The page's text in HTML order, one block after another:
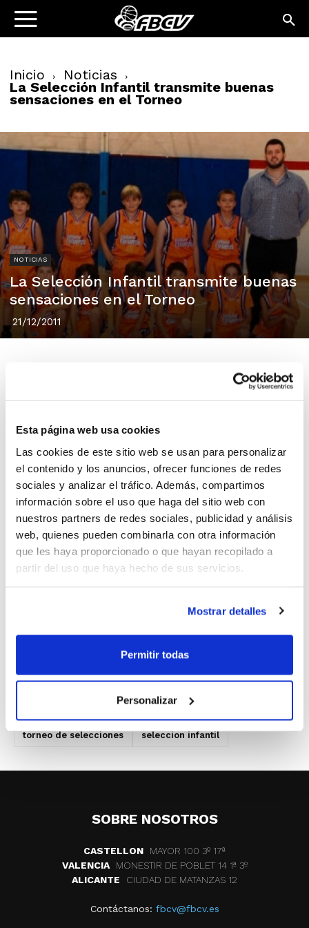
Esta página web usa cookies
Las cookies de este sitio web se usan para personalizar
el contenido y los anuncios, ofrecer funciones de redes
sociales y analizar el tráfico. Además, compartimos
información sobre el uso que haga del sitio web con
nuestros partners de redes sociales, publicidad y análisis
web, quienes pueden combinarla con otra información
que les haya proporcionado o que hayan recopilado a
partir del uso que haya hecho de sus servicios.
Mostrar detalles
Permitir todas
Personalizar
Inicio Noticias
La Selección Infantil transmite buenas
sensaciones en el Torneo
NOTICIAS
La Selección Infantil transmite buenas
sensaciones en el Torneo
21/12/2011
enfrentado este sábado a Cataluña y Aragón en el
siempre a pocas semanas del inicio del Campeonato de
España de Selecciones Autonómicas, que arrancará el
día 3 de enero en Valladolid. La Comunidad Valenciana
ha mostrado en todos los encuentros tanto en
categoría masculina como femenina un buen nivel
competitivo. Los chicos han superado a Aragón por 57-
71 y han sido derrotados por Cataluña por 76-57. Las
Aragón (59-45) aunque han logrado una importante
campeonato de españa
torneo de selecciones seleccion infantil
SOBRE NOSOTROS
CASTELLON
MAYOR 100 3º 17ª
VALENCIA
MONESTIR DE POBLET 14 1ª 3º
ALICANTE
CIUDAD DE MATANZAS 12
Contáctanos: fbcv@fbcv.es